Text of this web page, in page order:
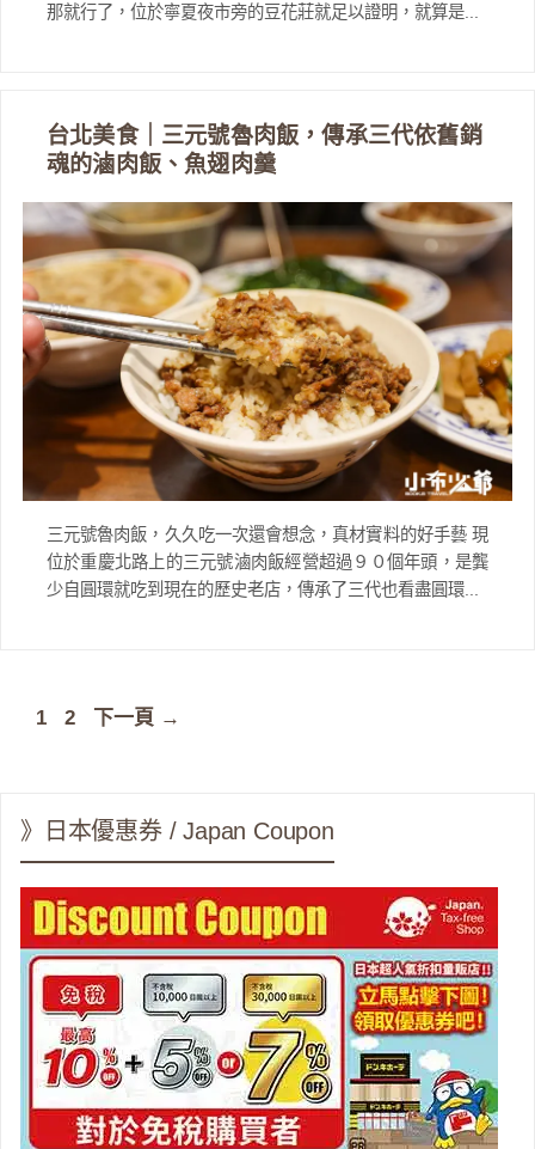
那就行了，位於寧夏夜市旁的豆花莊就足以證明，就算是...
台北美食｜三元號魯肉飯，傳承三代依舊銷
魂的滷肉飯、魚翅肉羹
三元號魯肉飯，久久吃一次還會想念，真材實料的好手藝 現
位於重慶北路上的三元號滷肉飯經營超過９０個年頭，是龔
少自圓環就吃到現在的歷史老店，傳承了三代也看盡圓環...
頁
1
頁
2 下一頁 →
》日本優惠券 / Japan Coupon